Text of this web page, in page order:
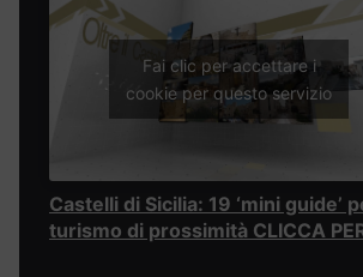
Fai clic per accettare i
cookie per questo servizio
Castelli di Sicilia: 19 ‘mini guide’
turismo di prossimità CLICCA